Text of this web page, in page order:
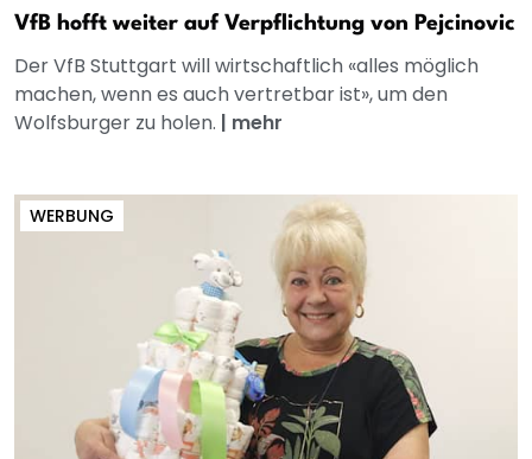
VfB hofft weiter auf Verpflichtung von Pejcinovic
Der VfB Stuttgart will wirtschaftlich «alles möglich
machen, wenn es auch vertretbar ist», um den
Wolfsburger zu holen. | mehr
WERBUNG